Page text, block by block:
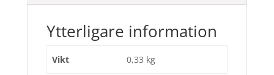
Ytterligare information
Vikt 0,33 kg